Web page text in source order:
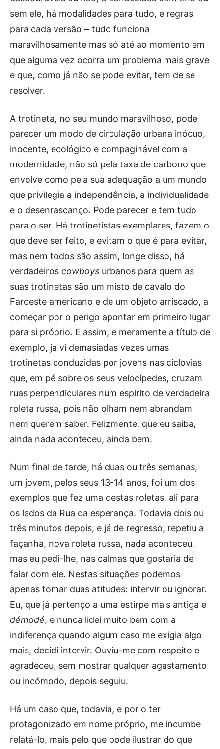
sem ele, há modalidades para tudo, e regras
para cada versão ⎼ tudo funciona
maravilhosamente mas só até ao momento em
que alguma vez ocorra um problema mais grave
e que, como já não se pode evitar, tem de se
resolver.
A trotineta, no seu mundo maravilhoso, pode
parecer um modo de circulação urbana inócuo,
inocente, ecológico e compaginável com a
modernidade, não só pela taxa de carbono que
envolve como pela sua adequação a um mundo
que privilegia a independência, a individualidade
e o desenrascanço. Pode parecer e tem tudo
para o ser. Há trotinetistas exemplares, fazem o
que deve ser feito, e evitam o que é para evitar,
mas nem todos são assim, longe disso, há
verdadeiros cowboys urbanos para quem as
suas trotinetas são um misto de cavalo do
Faroeste americano e de um objeto arriscado, a
começar por o perigo apontar em primeiro lugar
para si próprio. E assim, e meramente a título de
exemplo, já vi demasiadas vezes umas
trotinetas conduzidas por jovens nas ciclovias
que, em pé sobre os seus velocípedes, cruzam
ruas perpendiculares num espírito de verdadeira
roleta russa, pois não olham nem abrandam
nem querem saber. Felizmente, que eu saiba,
ainda nada aconteceu, ainda bem.
Num final de tarde, há duas ou três semanas,
um jovem, pelos seus 13-14 anos, foi um dos
exemplos que fez uma destas roletas, ali para
os lados da Rua da esperança. Todavia dois ou
três minutos depois, e já de regresso, repetiu a
façanha, nova roleta russa, nada aconteceu,
mas eu pedi-lhe, nas calmas que gostaria de
falar com ele. Nestas situações podemos
apenas tomar duas atitudes: intervir ou ignorar.
Eu, que já pertenço a uma estirpe mais antiga e
démodé, e nunca lidei muito bem com a
indiferença quando algum caso me exigia algo
mais, decidi intervir. Ouviu-me com respeito e
agradeceu, sem mostrar qualquer agastamento
ou incómodo, depois seguiu.
Há um caso que, todavia, e por o ter
protagonizado em nome próprio, me incumbe
relatá-lo, mais pelo que pode ilustrar do que